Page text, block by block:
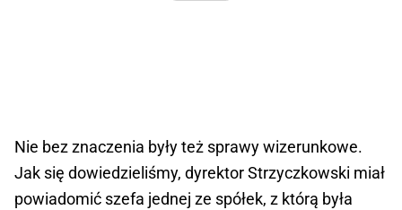
Nie bez znaczenia były też sprawy wizerunkowe.
Jak się dowiedzieliśmy, dyrektor Strzyczkowski miał
powiadomić szefa jednej ze spółek, z którą była